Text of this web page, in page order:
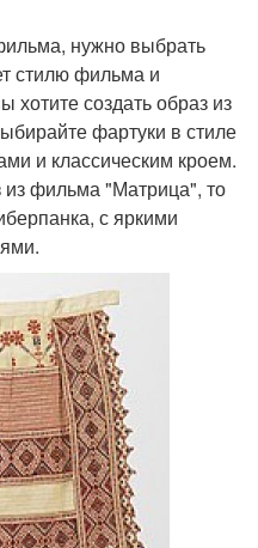
нужно выбрать
стилю фильма и
создать образ из
фартуки в стиле
и классическим кроем.
из фильма "Матрица", то
с яркими